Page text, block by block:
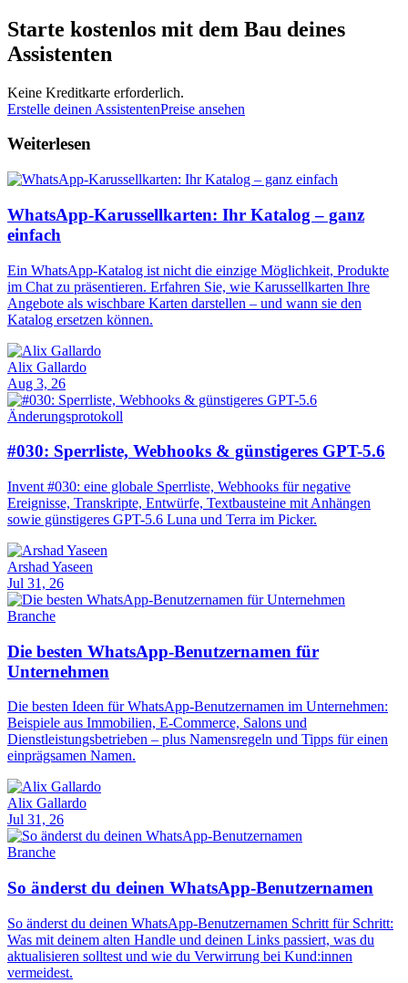
Starte kostenlos mit dem Bau deines
Assistenten
Keine Kreditkarte erforderlich.
Erstelle deinen AssistentenPreise ansehen
Weiterlesen
WhatsApp-Karussellkarten: Ihr Katalog – ganz
einfach
Ein WhatsApp-Katalog ist nicht die einzige Möglichkeit, Produkte
im Chat zu präsentieren. Erfahren Sie, wie Karussellkarten Ihre
Angebote als wischbare Karten darstellen – und wann sie den
Katalog ersetzen können.
Alix Gallardo
Aug 3, 26
Änderungsprotokoll
#030: Sperrliste, Webhooks & günstigeres GPT-5.6
Invent #030: eine globale Sperrliste, Webhooks für negative
Ereignisse, Transkripte, Entwürfe, Textbausteine mit Anhängen
sowie günstigeres GPT-5.6 Luna und Terra im Picker.
Arshad Yaseen
Jul 31, 26
Branche
Die besten WhatsApp-Benutzernamen für
Unternehmen
Die besten Ideen für WhatsApp-Benutzernamen im Unternehmen:
Beispiele aus Immobilien, E-Commerce, Salons und
Dienstleistungsbetrieben – plus Namensregeln und Tipps für einen
einprägsamen Namen.
Alix Gallardo
Jul 31, 26
Branche
So änderst du deinen WhatsApp-Benutzernamen
So änderst du deinen WhatsApp-Benutzernamen Schritt für Schritt:
Was mit deinem alten Handle und deinen Links passiert, was du
aktualisieren solltest und wie du Verwirrung bei Kund:innen
vermeidest.